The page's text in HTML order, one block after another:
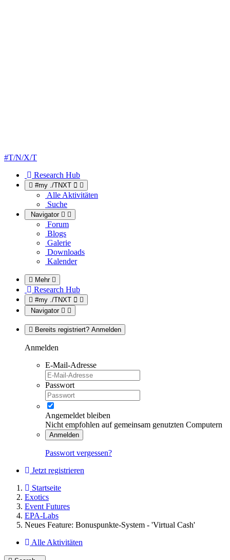
#T/N/X/T
Research Hub
#my ./TNXT
Alle Aktivitäten
Suche
Navigator
Forum
Blogs
Galerie
Downloads
Kalender
Mehr
Research Hub
#my ./TNXT
Navigator
Bereits registriert? Anmelden
Anmelden
E-Mail-Adresse
Passwort
Angemeldet bleiben
Nicht empfohlen auf gemeinsam genutzten Computern
Anmelden
Passwort vergessen?
Jetzt registrieren
Startseite
Exotics
Event Futures
EPA-Labs
Neues Feature: Bonuspunkte-System - 'Virtual Cash'
Alle Aktivitäten